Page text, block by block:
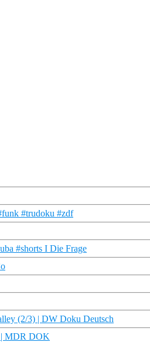
#trudoku #zdf
#shorts I Die Frage
(2/3) | DW Doku Deutsch
| MDR DOK